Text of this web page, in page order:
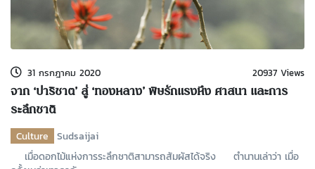
31 กรกฎาคม 2020 20937 Views
จาก ‘ปาริชาต’ สู่ ‘ทองหลาง’ พิษรักแรงหึง ศาสนา และการ
ระลึกชาติ
Culture
Sudsaijai
เมื่อดอกไม้แห่งการระลึกชาติสามารถสัมผัสได้จริง ตำนานเล่าว่า เมื่อ